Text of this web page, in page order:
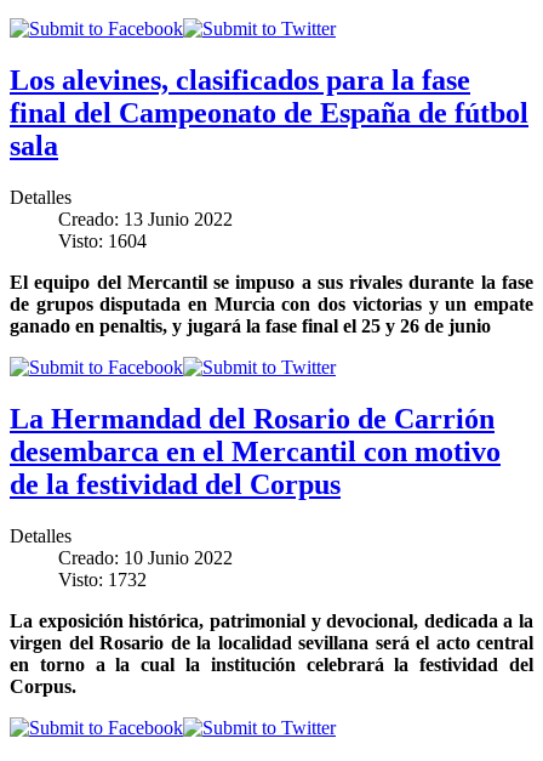
Los alevines, clasificados para la fase
final del Campeonato de España de fútbol
sala
Detalles
Creado: 13 Junio 2022
Visto: 1604
El equipo del Mercantil se impuso a sus rivales durante la fase
de grupos disputada en Murcia con dos victorias y un empate
ganado en penaltis, y jugará la fase final el 25 y 26 de junio
La Hermandad del Rosario de Carrión
desembarca en el Mercantil con motivo
de la festividad del Corpus
Detalles
Creado: 10 Junio 2022
Visto: 1732
La exposición histórica, patrimonial y devocional, dedicada a la
virgen del Rosario de la localidad sevillana será el acto central
en torno a la cual la institución celebrará la festividad del
Corpus.